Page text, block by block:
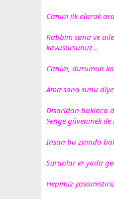
Canim ilk olarak
Rabbim sana ve
kavusursunuz...
Canim, durumun
Ama sana sunu
Disaridan bakinca
Yenge güvenmek
Insan bu zmnda
Sorunlar er yada
Hepimiz